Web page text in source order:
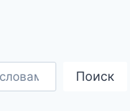
Поиск